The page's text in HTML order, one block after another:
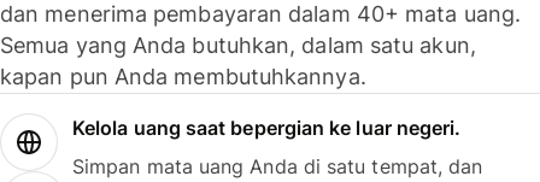
dan menerima pembayaran dalam 40+ mata uang.
Semua yang Anda butuhkan, dalam satu akun,
kapan pun Anda membutuhkannya.
Kelola uang saat bepergian ke luar negeri.
Simpan mata uang Anda di satu tempat, dan